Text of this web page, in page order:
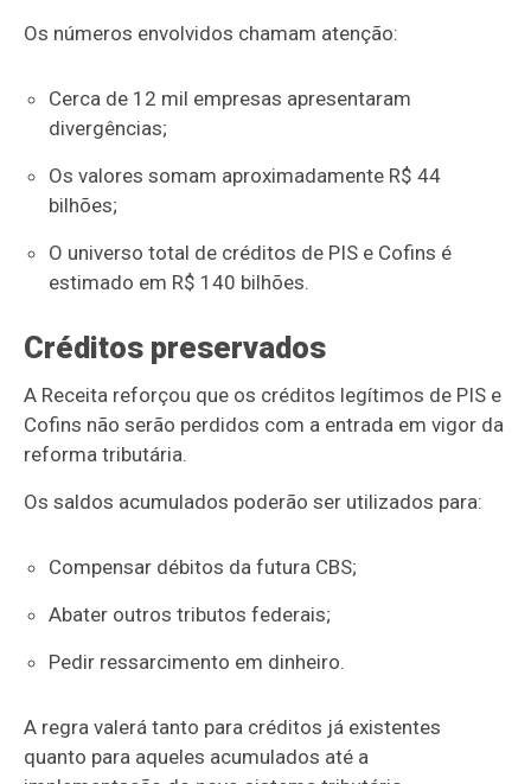
Os números envolvidos chamam atenção:
Cerca de 12 mil empresas apresentaram
divergências;
Os valores somam aproximadamente R$ 44
bilhões;
O universo total de créditos de PIS e Cofins é
estimado em R$ 140 bilhões.
Créditos preservados
A Receita reforçou que os créditos legítimos de PIS e
Cofins não serão perdidos com a entrada em vigor da
reforma tributária.
Os saldos acumulados poderão ser utilizados para:
Compensar débitos da futura CBS;
Abater outros tributos federais;
Pedir ressarcimento em dinheiro.
A regra valerá tanto para créditos já existentes
quanto para aqueles acumulados até a